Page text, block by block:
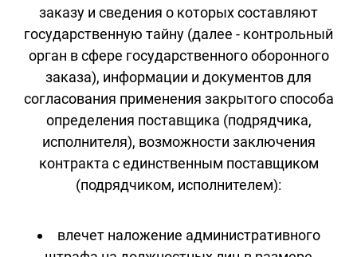
заказу и сведения о которых составляют
государственную тайну (далее - контрольный
орган в сфере государственного оборонного
заказа), информации и документов для
согласования применения закрытого способа
определения поставщика (подрядчика,
исполнителя), возможности заключения
контракта с единственным поставщиком
(подрядчиком, исполнителем):
влечет наложение административного